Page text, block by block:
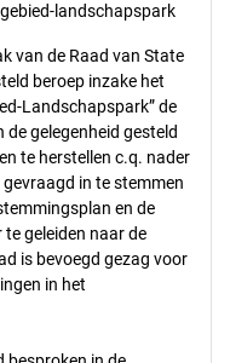
landschapspark
van de Raad van State
beroep inzake het
Landschapspark” de
gelegenheid gesteld
te herstellen c.q. nader
in te stemmen
en de
geleiden naar de
is bevoegd gezag voor
in het